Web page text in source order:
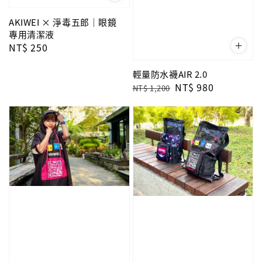
AKIWEI × 淨毒五郎｜眼鏡
專用清潔液
Regular
NT$ 250
輕量防水襪AIR 2.0
Regular
NT$ 1,200 Sale
NT$ 980